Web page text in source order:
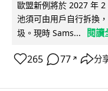
歐盟新例將於 2027 年
池須可由用戶自行拆換
圾。現時 Sams...
閱讀
265 77 ↗ 分